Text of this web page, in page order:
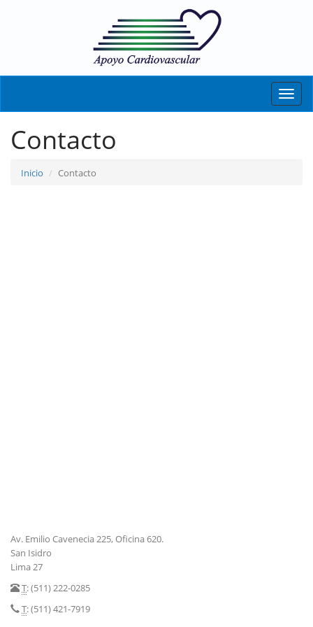
Toggle
Contacto
Inicio Contacto
Av. Emilio Cavenecia 225, Oficina 620.
San Isidro
Lima 27
T: (511) 222-0285
T: (511) 421-7919